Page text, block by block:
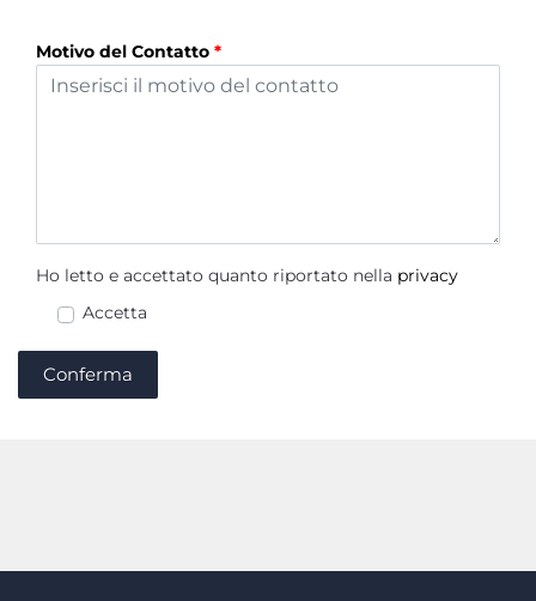
Motivo del Contatto *
Ho letto e accettato quanto riportato nella privacy
Accetta